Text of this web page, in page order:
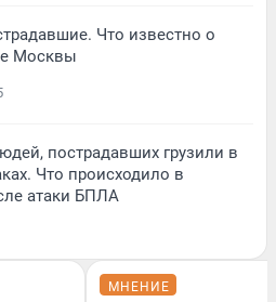
Что известно о
Москвы
пострадавших грузили в
Что происходило в
атаки БПЛА
МНЕНИЕ